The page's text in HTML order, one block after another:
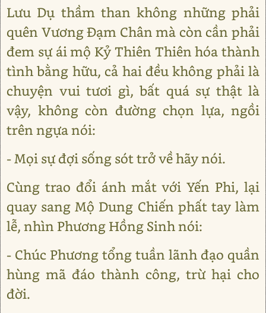
Lưu Dụ thầm than không những phải
quên Vương Đạm Chân mà còn cần phải
đem sự ái mộ Kỷ Thiên Thiên hóa thành
tình bằng hữu, cả hai đều không phải là
chuyện vui tươi gì, bất quá sự thật là
vậy, không còn đường chọn lựa, ngồi
trên ngựa nói:
- Mọi sự đợi sống sót trở về hãy nói.
Cùng trao đổi ánh mắt với Yến Phi, lại
quay sang Mộ Dung Chiến phất tay làm
lễ, nhìn Phương Hồng Sinh nói:
- Chúc Phương tổng tuần lãnh đạo quần
hùng mã đáo thành công, trừ hại cho
đời.